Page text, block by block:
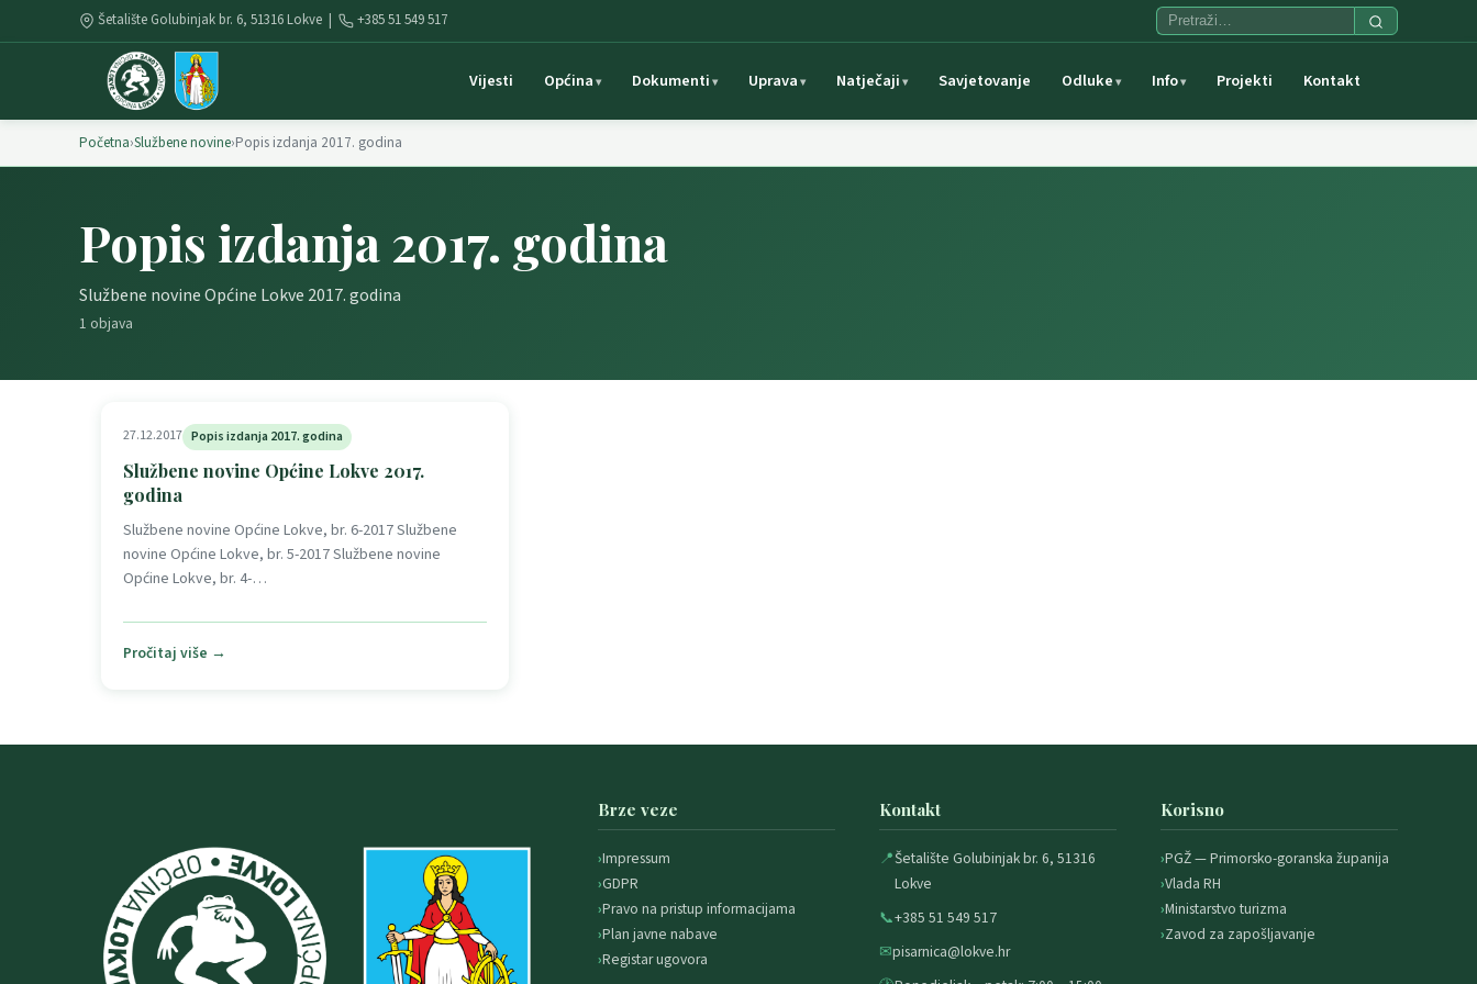
Šetalište Golubinjak br. 6, 51316 Lokve | +385 51 549 517
Vijesti Općina Dokumenti Uprava Natječaji Savjetovanje Odluke Info Projekti Kontakt
Početna›Službene novine›Popis izdanja 2017. godina
Popis izdanja 2017. godina
Službene novine Općine Lokve 2017. godina
1 objava
27.12.2017 Popis izdanja 2017. godina
Službene novine Općine Lokve 2017.
godina
Službene novine Općine Lokve, br. 6-2017 Službene
novine Općine Lokve, br. 5-2017 Službene novine
Općine Lokve, br. 4-…
Pročitaj više →
Brze veze
Impressum
GDPR
Pravo na pristup informacijama
Plan javne nabave
Registar ugovora
Kontakt
📍Šetalište Golubinjak br. 6, 51316
Lokve
📞+385 51 549 517
✉pisarnica@lokve.hr
Korisno
PGŽ — Primorsko-goranska županija
Vlada RH
Ministarstvo turizma
Zavod za zapošljavanje